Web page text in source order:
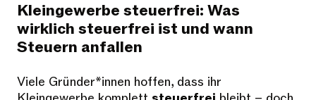
Kleingewerbe steuerfrei: Was
wirklich steuerfrei ist und wann
Steuern anfallen
Viele Gründer*innen hoffen, dass ihr